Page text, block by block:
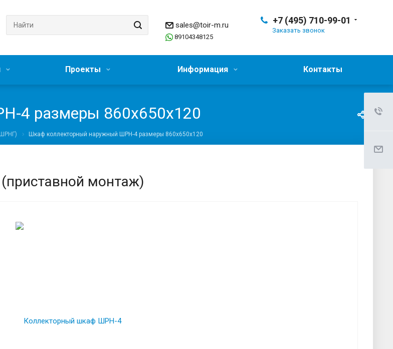
+7 (495) 710-99-01
Заказать звонок
sales@toir-m.ru
89104348125
Проекты Информация Контакты
4 размеры 860х650х120
Шкаф коллекторный наружный ШРН-4 размеры 860х650х120
монтаж)